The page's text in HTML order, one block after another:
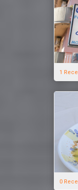
1
0